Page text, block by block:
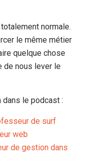
normale.
le même métier
quelque chose
de nous lever le
le podcast :
de surf
web
de gestion dans